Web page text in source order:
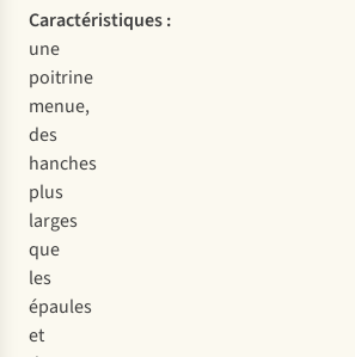
Caractéristiques :
une
poitrine
menue,
des
hanches
plus
larges
que
les
épaules
et